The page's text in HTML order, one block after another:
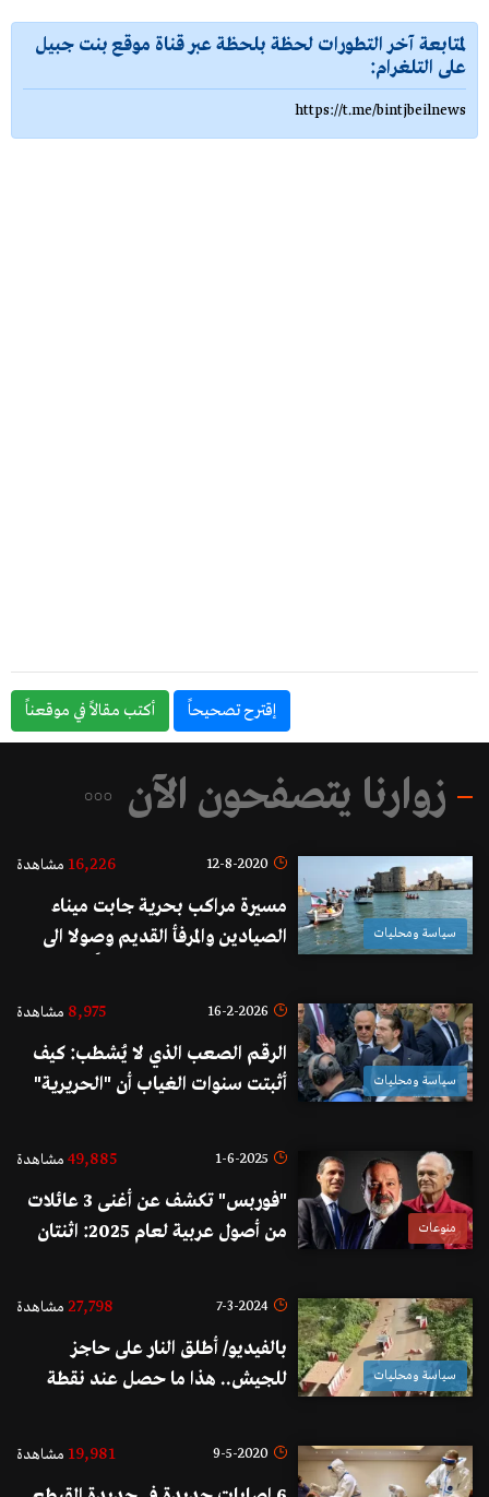
لمتابعة آخر التطورات لحظة بلحظة عبر قناة موقع بنت جبيل
على التلغرام:
https://t.me/bintjbeilnews
إقترح تصحيحاً أكتب مقالاً في موقعناً
زوارنا يتصفحون الآن
سياسة ومحليات
12-8-2020
16,226 مشاهدة
مسيرة مراكب بحرية جابت ميناء
الصيادين والمرفأ القديم وصولا الى
الجريحة
سياسة ومحليات
16-2-2026
8,975 مشاهدة
الرقم الصعب الذي لا يُشطب: كيف
أثبتت سنوات الغياب أن "الحريرية"
منوعات
1-6-2025
49,885 مشاهدة
"فوربس" تكشف عن أغنى 3 عائلات
من أصول عربية لعام 2025: اثنتان
سياسة ومحليات
7-3-2024
27,798 مشاهدة
بالفيديو/ أطلق النار على حاجز
للجيش.. هذا ما حصل عند نقطة
9-5-2020
19,981 مشاهدة